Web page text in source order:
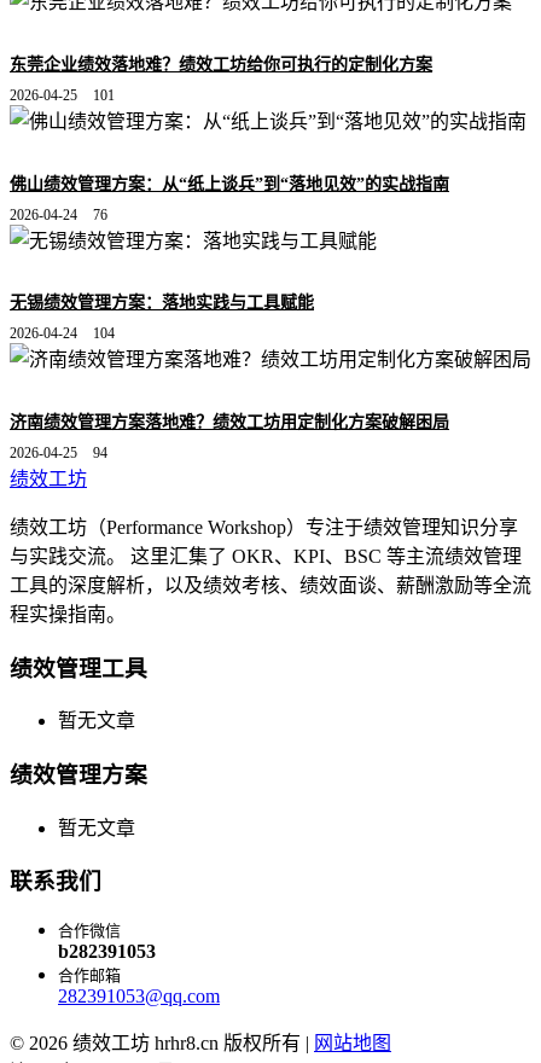
东莞企业绩效落地难？绩效工坊给你可执行的定制化方案
2026-04-25 101
佛山绩效管理方案：从“纸上谈兵”到“落地见效”的实战指南
2026-04-24 76
无锡绩效管理方案：落地实践与工具赋能
2026-04-24 104
济南绩效管理方案落地难？绩效工坊用定制化方案破解困局
2026-04-25 94
绩效工坊
绩效工坊（Performance Workshop）专注于绩效管理知识分享
与实践交流。 这里汇集了 OKR、KPI、BSC 等主流绩效管理
工具的深度解析，以及绩效考核、绩效面谈、薪酬激励等全流
程实操指南。
绩效管理工具
暂无文章
绩效管理方案
暂无文章
联系我们
合作微信
b282391053
合作邮箱
282391053@qq.com
© 2026 绩效工坊 hrhr8.cn 版权所有 | 网站地图